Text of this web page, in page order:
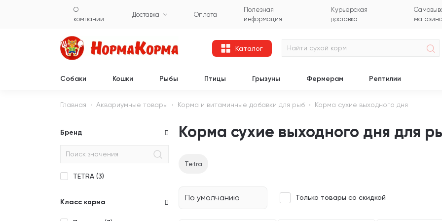
О
компании
Доставка Оплата
Полезная
информация
Курьерская
доставка
Каталог
Собаки Кошки Рыбы Птицы Грызуны Фермерам Рептилии
Главная Аквариумные товары Корма и витаминные добавки для рыб Корма сухие выходного дня
Бренд
TETRA (3)
Класс корма
Корма сухие выходного дня для
Tetra
По умолчанию Только товары со скидкой